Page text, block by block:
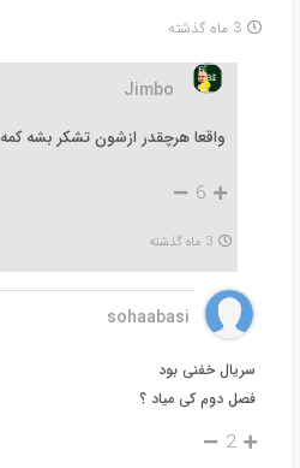
3 ماه گذشته
Jimbo
واقعا هرچقدر ازشون تشکر بشه کمه
6
3 ماه گذشته
sohaabasi
سریال خفنی بود
فصل دوم کی میاد ؟
2